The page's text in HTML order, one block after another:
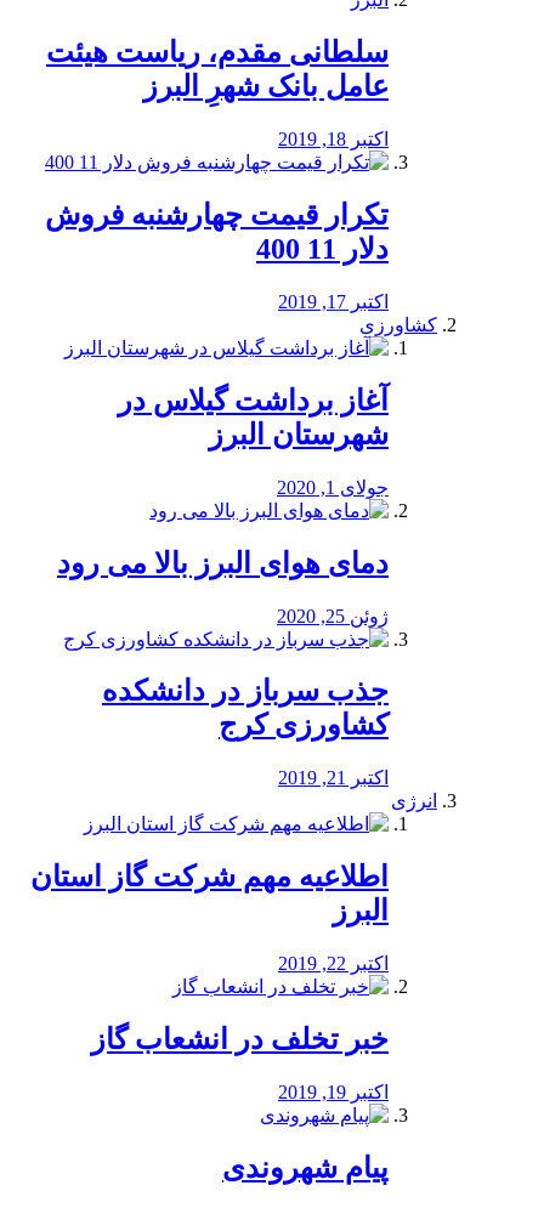
سلطانی مقدم، ریاست هیئت
عامل بانک شهرِ البرز
اکتبر 18, 2019
تکرار قیمت چهارشنبه فروش
دلار 11 400
اکتبر 17, 2019
کشاورزی
آغاز برداشت گیلاس در
شهرستان البرز
جولای 1, 2020
دمای هوای البرز بالا می رود
ژوئن 25, 2020
جذب سرباز در دانشکده
کشاورزی کرج
اکتبر 21, 2019
انرژی
️اطلاعیه مهم شرکت گاز استان
البرز
اکتبر 22, 2019
خبر تخلف در انشعاب گاز
اکتبر 19, 2019
پیام شهروندی